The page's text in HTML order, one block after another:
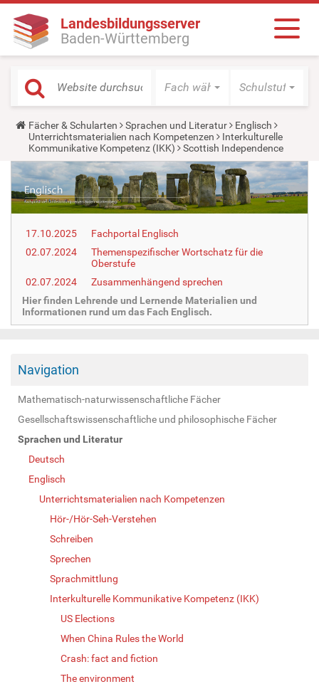
Landesbildungsserver
Baden-Württemberg
Fach wählen Schulstufe
Y
o
u
a
e
h
e
r
:
Fächer & Schularten Sprachen und Literatur
Englisch
Unterrichtsmaterialien nach Kompetenzen
Interkulturelle
Kommunikative Kompetenz (IKK)
Scottish Independence
17.10.2025
Fachportal Englisch
02.07.2024
Themenspezifischer Wortschatz für die
Oberstufe
02.07.2024
Zusammenhängend sprechen
Hier finden Lehrende und Lernende Materialien und
Informationen rund um das Fach Englisch.
Navigation
Mathematisch-naturwissenschaftliche Fächer
Gesellschaftswissenschaftliche und philosophische Fächer
Sprachen und Literatur
Deutsch
Englisch
Unterrichtsmaterialien nach Kompetenzen
Hör-/Hör-Seh-Verstehen
Schreiben
Sprechen
Sprachmittlung
Interkulturelle Kommunikative Kompetenz (IKK)
US Elections
When China Rules the World
Crash: fact and fiction
The environment